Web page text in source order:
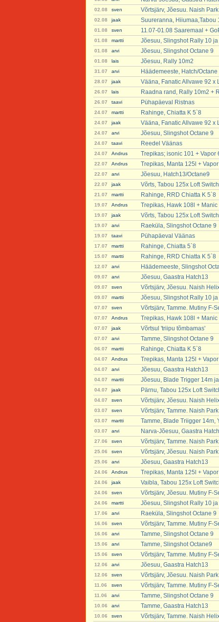
02.08 sven Võrtsjärv, Jõesuu. Naish
02.08 jaak Suureranna, Hiiumaa,Tabou
01.08 sven 11.07-01.08 Saaremaal +
01.08 martti Jõesuu, Slingshot Rally 10
01.08 arvi Jõesuu, Slingshot Octane 9
01.08 lais Jõesuu, Rally 10m2
31.07 arvi Häädemeeste, Hatch/Octane
28.07 jaak Vääna, Fanatic Allvawe 92 x
26.07 lais Raadna rand, Rally 10m2 +
26.07 taavi Pühapäeval Ristnas
24.07 martti Rahinge, Chiatta K 5`8
24.07 jaak Vääna, Fanatic Allvawe 92 x
24.07 arvi Jõesuu, Slingshot Octane 9
24.07 taavi Reedel Väänas
24.07 Andrus Trepikas; isonic 101 + Vapor
22.07 Andrus Trepikas, Manta 125l +
22.07 arvi Jõesuu, Hatch13/Octane9
22.07 jaak Võrts, Tabou 125x Loft
21.07 martti Rahinge, RRD Chiatta K 5`8
19.07 Andrus Trepikas, Hawk 108l + Manic
19.07 jaak Võrts, Tabou 125x Loft
19.07 arvi Raeküla, Slingshot Octane 9
19.07 taavi Pühapäeval Väänas
17.07 martti Rahinge, Chiatta 5`8
15.07 martti Rahinge, RRD Chiatta K 5`8
12.07 arvi Häädemeeste, Slingshot
09.07 arvi Jõesuu, Gaastra Hatch13
09.07 sven Võrtsjärv, Jõesuu. Naish
09.07 martti Jõesuu, Slingshot Rally 10
07.07 sven Võrtsjärv, Tamme. Mutiny F-
07.07 Andrus Trepikas, Hawk 108l + Manic
07.07 jaak Võrtsul 'triipu tõmbamas'
07.07 arvi Tamme, Slingshot Octane 9
06.07 martti Rahinge, Chiatta K 5`8
04.07 Andrus Trepikas, Manta 125l +
04.07 arvi Jõesuu, Gaastra Hatch13
04.07 martti Jõesuu, Blade Trigger 14m
04.07 jaak Pärnu, Tabou 125x Loft
04.07 sven Võrtsjärv, Jõesuu. Naish
03.07 sven Võrtsjärv, Tamme. Naish
03.07 martti Tamme, Blade Triigger 14m,
03.07 arvi Narva-Jõesuu, Gaastra
27.06 sven Võrtsjärv, Tamme. Naish
25.06 sven Võrtsjärv, Jõesuu. Naish
25.06 arvi Jõesuu, Gaastra Hatch13
24.06 Andrus Trepikas, Manta 125l +
24.06 jaak Vaibla, Tabou 125x Loft
24.06 sven Võrtsjärv, Jõesuu. Mutiny F-
24.06 martti Jõesuu, Slingshot Rally 10
17.06 arvi Raeküla, Slingshot Octane 9
16.06 sven Võrtsjärv, Tamme. Mutiny F-
16.06 arvi Tamme, Slingshot Octane 9
15.06 arvi Tamme, Slingshot Octane9
15.06 sven Võrtsjärv, Tamme. Mutiny F-
12.06 arvi Jõesuu, Gaastra Hatch13
12.06 sven Võrtsjärv, Jõesuu. Naish
11.06 sven Võrtsjärv, Tamme. Mutiny F-
11.06 arvi Tamme, Slingshot Octane 9
10.06 arvi Tamme, Gaastra Hatch13
10.06 sven Võrtsjärv, Tamme. Naish